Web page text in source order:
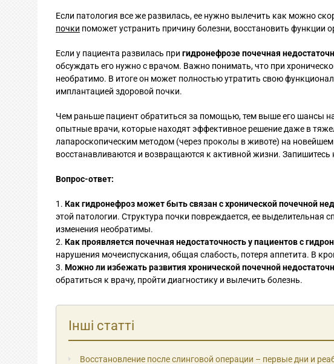
Если патология все же развилась, ее нужно вылечить как можно
почки поможет устранить причину болезни, восстановить функции
Если у пациента развилась при гидронефрозе почечная
обсуждать его нужно с врачом. Важно понимать, что при
необратимо. В итоге он может полностью утратить свою
имплантацией здоровой почки.
Чем раньше пациент обратиться за помощью, тем выше его шансы
опытные врачи, которые находят эффективное решение даже в
лапароскопическим методом (через проколы в животе) на
восстанавливаются и возвращаются к активной жизни.
Вопрос-ответ:
Как гидронефроз может быть связан с хронической почечной
этой патологии. Структура почки повреждается, ее выделительная
изменения необратимы.
Как проявляется почечная недостаточность у пациентов с
нарушения мочеиспускания, общая слабость, потеря аппетита. В
Можно ли избежать развития хронической почечной
обратиться к врачу, пройти диагностику и вылечить болезнь.
Інші статті
Восстановление после слинговой операции – первые дни и